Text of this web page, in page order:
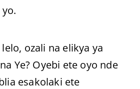
ozali na elikya ya
Ye? Oyebi ete oyo nde
esakolaki ete